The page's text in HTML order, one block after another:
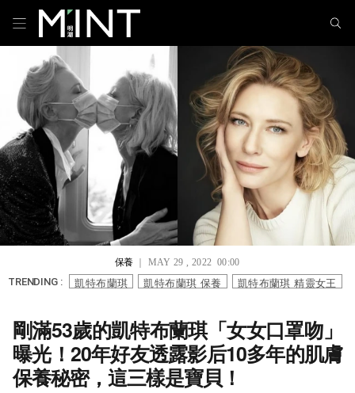
保養｜ MAY 29 , 2022 00:00
TRENDING : 凱特布蘭琪 凱特布蘭琪 保養 凱特布蘭琪 精靈女王
剛滿53歲的凱特布蘭琪「女女口罩吻」
曝光！20年好友透露影后10多年的肌膚
保養秘密，這三樣是寶貝！